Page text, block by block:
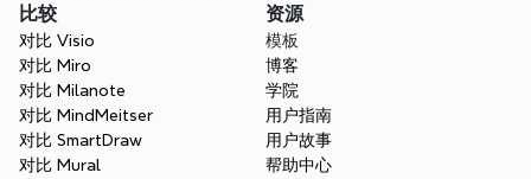
比较
对比 Visio
对比 Miro
对比 Milanote
对比 MindMeitser
对比 SmartDraw
对比 Mural
资源
模板
博客
学院
用户指南
用户故事
帮助中心